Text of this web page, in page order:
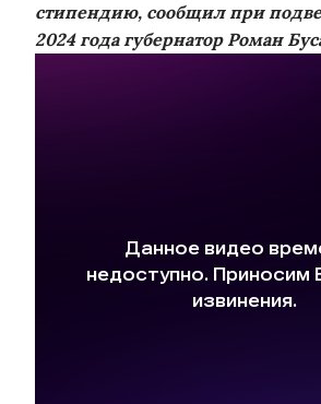
стипендию, сообщил при
2024 года губернатор Роман